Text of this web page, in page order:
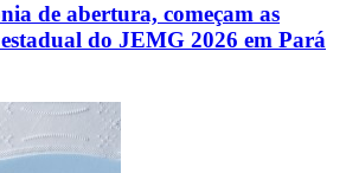
de abertura, começam as
do JEMG 2026 em Pará